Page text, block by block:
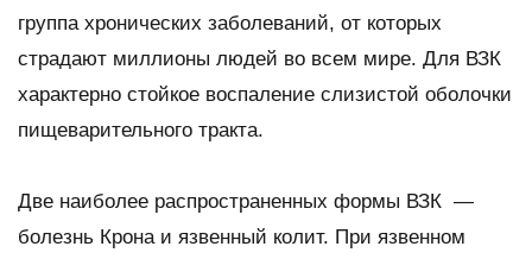
группа хронических заболеваний, от которых
страдают миллионы людей во всем мире. Для ВЗК
характерно стойкое воспаление слизистой оболочки
пищеварительного тракта.
Две наиболее распространенных формы ВЗК —
болезнь Крона и язвенный колит. При язвенном